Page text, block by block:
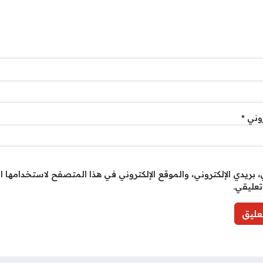
*
الإلكتروني، والموقع الإلكتروني في هذا المتصفح لاستخدامها